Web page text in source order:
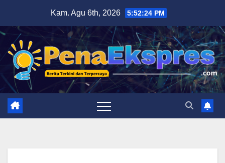
content
Kam. Agu 6th, 2026 5:52:25 PM